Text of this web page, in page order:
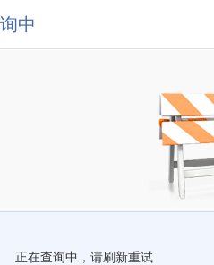
中
正在查询中，请刷新重试